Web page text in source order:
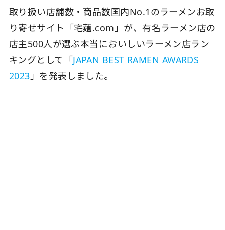
取り扱い店舗数・商品数国内No.1のラーメンお取
り寄せサイト「宅麺.com」が、有名ラーメン店の
店主500人が選ぶ本当においしいラーメン店ラン
キングとして「JAPAN BEST RAMEN AWARDS
2023」を発表しました。